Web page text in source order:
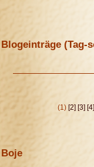
Blogeinträge (Tag-
(1) [2] [3] [4]
Boje